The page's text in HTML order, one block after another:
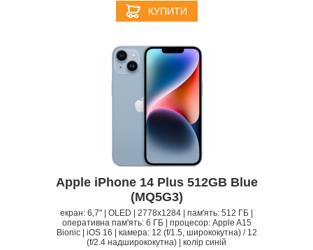
КУПИТИ
Apple iPhone 14 Plus 512GB Blue
(MQ5G3)
екран: 6,7" | OLED | 2778x1284 | пам'ять: 512 ГБ |
оперативна пам'ять: 6 ГБ | процесор: Apple A15
Bionic | iOS 16 | камера: 12 (f/1.5, ширококутна) / 12
(f/2.4 надширококутна) | колір синій